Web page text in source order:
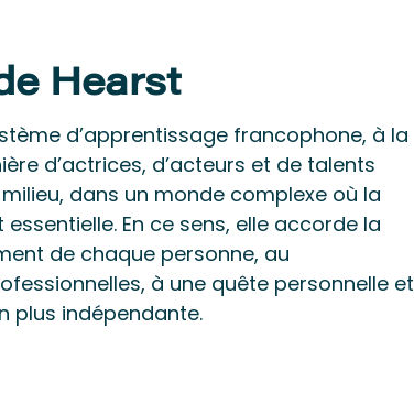
Hearst
d’apprentissage francophone, à la
d’actrices, d’acteurs et de talents
dans un monde complexe où la
En ce sens, elle accorde la
de chaque personne, au
à une quête personnelle et
plus indépendante.